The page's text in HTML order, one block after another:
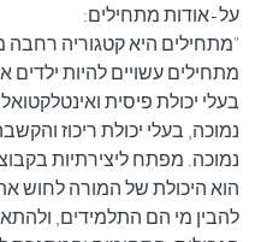
על-אודות מתחילים:
"מתחילים היא קטגוריה רחבה
מתחילים עשויים להיות ילדים
בעלי יכולת פיסית
נמוכה, בעלי יכולת ריכוז
נמוכה. מפתח ליצירתיות
הוא היכולת של המורה לחוש
להבין מי הם התלמידים,